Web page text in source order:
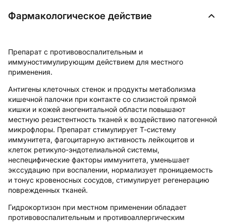
Фармакологическое действие
Препарат с противовоспалительным и
иммуностимулирующим действием для местного
применения.
Антигены клеточных стенок и продукты метаболизма
кишечной палочки при контакте со слизистой прямой
кишки и кожей аногенитальной области повышают
местную резистентность тканей к воздействию патогенной
микрофлоры. Препарат стимулирует Т-систему
иммунитета, фагоцитарную активность лейкоцитов и
клеток ретикуло-эндотелиальной системы,
неспецифические факторы иммунитета, уменьшает
экссудацию при воспалении, нормализует проницаемость
и тонус кровеносных сосудов, стимулирует регенерацию
поврежденных тканей.
Гидрокортизон при местном применении обладает
противовоспалительным и противоаллергическим